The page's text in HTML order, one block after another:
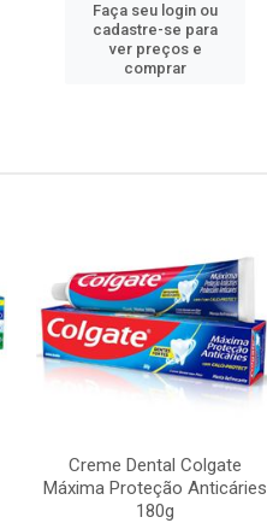
Faça seu login ou
cadastre-se para
ver preços e
comprar
Creme Dental Colgate
Máxima Proteção Anticáries
180g